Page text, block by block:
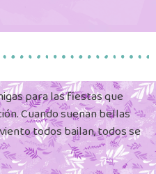
para las fiestas que
Cuando suenan bellas
todos bailan, todos se